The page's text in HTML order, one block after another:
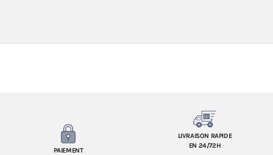
PAIEMENT
LIVRAISON RAPIDE
EN 24/72H